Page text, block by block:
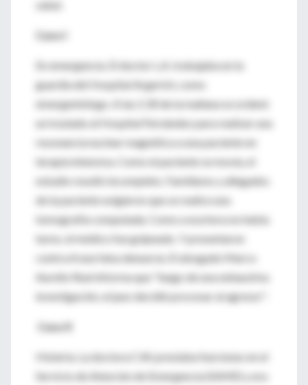
salud.
Caso I
En emergencia. El doctor L.A. trabajaba en la
guardia del Hospital Argerich, como
emergentólogo. A las 2.30 de la mañana se ordenó
un traslado al Hospital Fernández para realizar una
resonancia nuclear magnética a una paciente en
terapia intensiva. Como el paciente se movía, el
estudio resultó incompleto. Familiares y allegados
de la paciente exigieron que se realice una
tomografía computada. Como a esa hora no había
turno, el médico fue golpeado. Y presentaron
contra él una falsa denuncia. El abogado Marco
Aurelio Real informa que "luego de una exhaustiva
investigación, el juez decidió procesar al agresor".
Caso II
Histeria. La doctora C.W. prestaba funciones en el
Servicio de Atención de Emergencia (SAME) y era